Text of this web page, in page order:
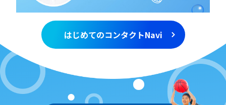
はじめてのコンタクトNavi